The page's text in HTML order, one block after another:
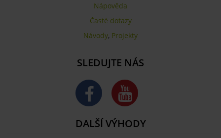
Nápověda
Časté dotazy
Návody, Projekty
SLEDUJTE NÁS
DALŠÍ VÝHODY